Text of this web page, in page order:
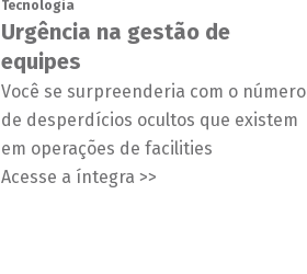
Tecnologia
Urgência na gestão de
equipes
Você se surpreenderia com o número
de desperdícios ocultos que existem
em operações de facilities
Acesse a íntegra >>